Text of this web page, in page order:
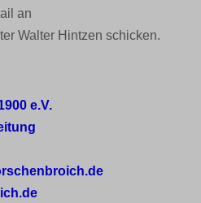
an
Walter Hintzen schicken.
e.V.